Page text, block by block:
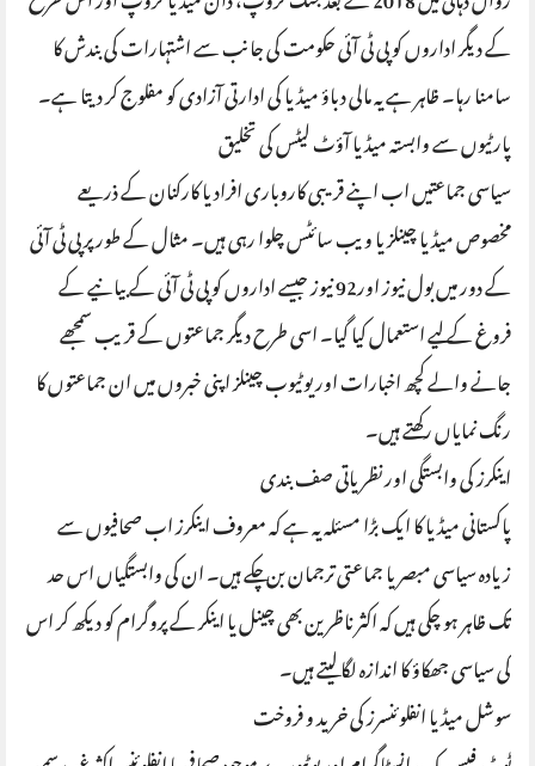
کے دیگر اداروں کو پی ٹی آئی حکومت کی جانب سے اشتہارات کی بندش کا
سامنا رہا۔ ظاہر ہے یہ مالی دباؤ میڈیا کی ادارتی آزادی کو مفلوج کر دیتا ہے۔
پارٹیوں سے وابستہ میڈیا آؤٹ لیٹس کی تخلیق
سیاسی جماعتیں اب اپنے قریبی کاروباری افراد یا کارکنان کے ذریعے
مخصوص میڈیا چینلز یا ویب سائٹس چلوا رہی ہیں۔ مثال کے طور پر پی ٹی آئی
کے دور میں بول نیوز اور92 نیوز جیسے اداروں کو پی ٹی آئی کے بیانیے کے
فروغ کے لیے استعمال کیا گیا۔ اسی طرح دیگر جماعتوں کے قریب سمجھے
جانے والے کچھ اخبارات اور یوٹیوب چینلز اپنی خبروں میں ان جماعتوں کا
رنگ نمایاں رکھتے ہیں۔
اینکرز کی وابستگی اور نظریاتی صف بندی
پاکستانی میڈیا کا ایک بڑا مسئلہ یہ ہے کہ معروف اینکرز اب صحافیوں سے
زیادہ سیاسی مبصر یا جماعتی ترجمان بن چکے ہیں۔ ان کی وابستگیاں اس حد
تک ظاہر ہو چکی ہیں کہ اکثر ناظرین بھی چینل یا اینکر کے پروگرام کو دیکھ کر اس
کی سیاسی جھکاؤ کا اندازہ لگا لیتے ہیں۔
سوشل میڈیا انفلوئنسرز کی خرید و فروخت